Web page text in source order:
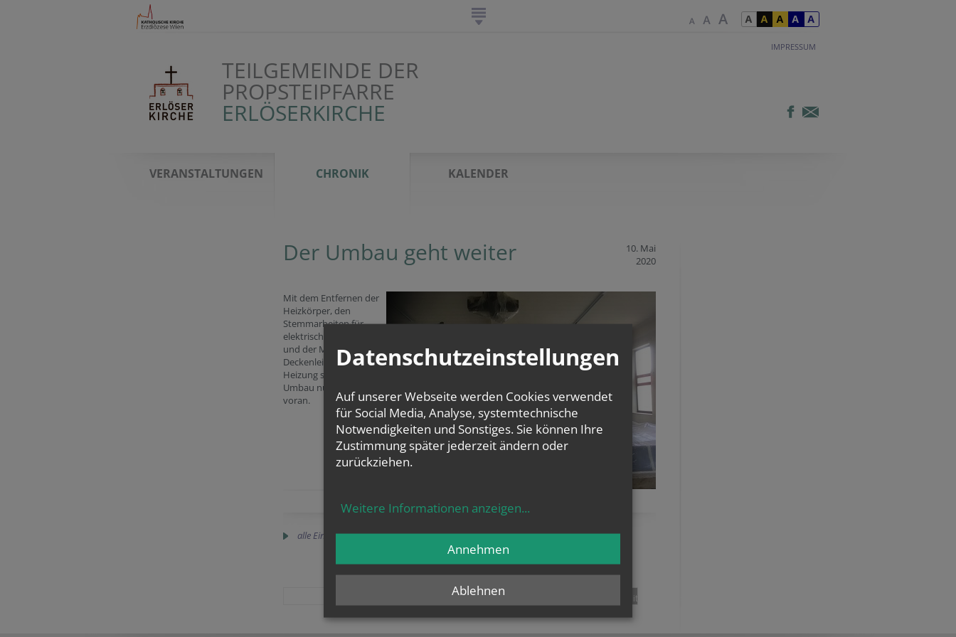
IMPRESSUM
TEILGEMEINDE DER
PROPSTEIPFARRE
ERLÖSERKIRCHE
VERANSTALTUNGEN CHRONIK KALENDER
Der Umbau geht weiter
10. Mai
2020
Mit dem Entfernen der
Heizkörper, den
Stemmarbeiten für
elektrische Leitungen
und der Montage der
Deckenleiste für die
Heizung schreitet der
Umbau nun flott
voran.
alle Einträge anzeigen
pin it
Datenschutzeinstellungen
Auf unserer Webseite werden Cookies verwendet
für Social Media, Analyse, systemtechnische
Notwendigkeiten und Sonstiges. Sie können Ihre
Zustimmung später jederzeit ändern oder
zurückziehen.
Weitere Informationen anzeigen...
Ablehnen
Annehmen